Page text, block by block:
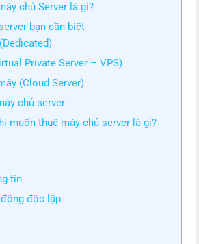
chủ Server là gì?
bạn cần biết
Private Server – VPS)
(Cloud Server)
chủ server
muốn thuê máy chủ server là gì?
tin
độc lập